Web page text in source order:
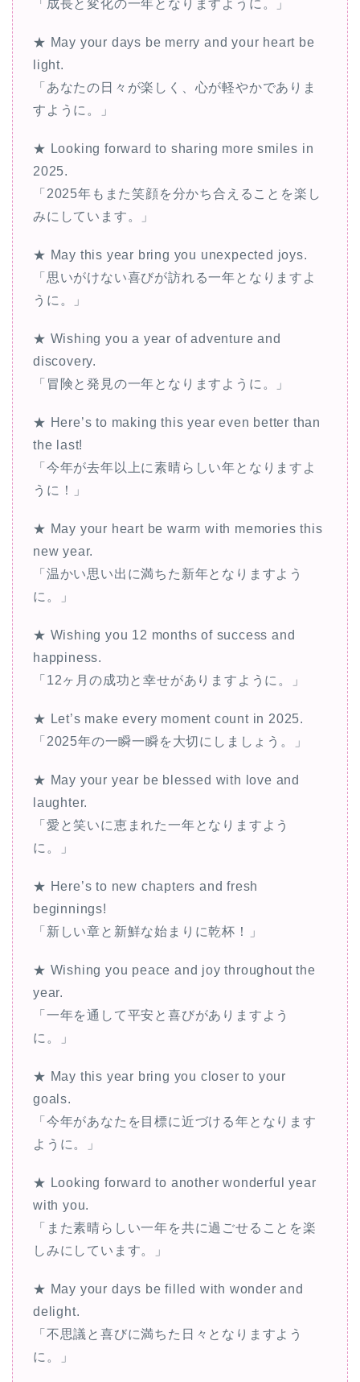
「成長と変化の一年となりますように。」
★ May your days be merry and your heart be
light.
「あなたの日々が楽しく、心が軽やかでありま
すように。」
★ Looking forward to sharing more smiles in
2025.
「2025年もまた笑顔を分かち合えることを楽し
みにしています。」
★ May this year bring you unexpected joys.
「思いがけない喜びが訪れる一年となりますよ
うに。」
★ Wishing you a year of adventure and
discovery.
「冒険と発見の一年となりますように。」
★ Here’s to making this year even better than
the last!
「今年が去年以上に素晴らしい年となりますよ
うに！」
★ May your heart be warm with memories this
new year.
「温かい思い出に満ちた新年となりますよう
に。」
★ Wishing you 12 months of success and
happiness.
「12ヶ月の成功と幸せがありますように。」
★ Let’s make every moment count in 2025.
「2025年の一瞬一瞬を大切にしましょう。」
★ May your year be blessed with love and
laughter.
「愛と笑いに恵まれた一年となりますよう
に。」
★ Here’s to new chapters and fresh
beginnings!
「新しい章と新鮮な始まりに乾杯！」
★ Wishing you peace and joy throughout the
year.
「一年を通して平安と喜びがありますよう
に。」
★ May this year bring you closer to your
goals.
「今年があなたを目標に近づける年となります
ように。」
★ Looking forward to another wonderful year
with you.
「また素晴らしい一年を共に過ごせることを楽
しみにしています。」
★ May your days be filled with wonder and
delight.
「不思議と喜びに満ちた日々となりますよう
に。」